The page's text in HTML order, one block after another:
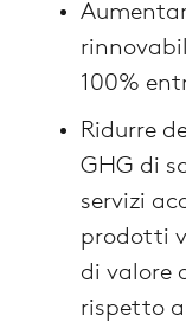
100%
Ridurre
GHG di
servizi
prodotti
di valore
rispetto